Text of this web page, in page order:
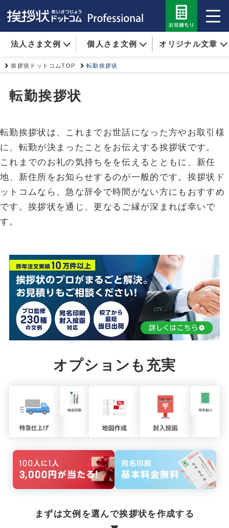
挨拶状ドットコムTOP 転勤挨拶状
転勤挨拶状
転勤挨拶状は、これまでお世話になった方やお取引様
に、転勤が決まったことをお伝えする挨拶状です。
これまでのお礼の気持ちをを伝えるとともに、新任
地、新住所をお知らせするのが一般的です。挨拶状ド
ットコムなら、急な辞令で時間がない方にもおすすめ
です。挨拶状を通じ、更なるご縁が深まれば幸いで
す。
オプションも充実
まずは文例を選んで挨拶状を作成する
法人さま文例 個人さま文例 オリジナル文章